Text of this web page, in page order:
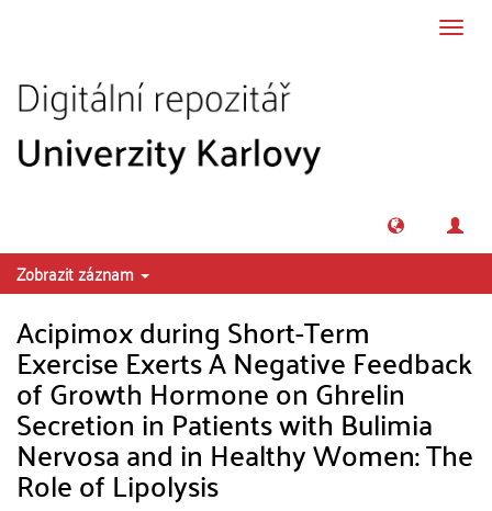
Zobrazit záznam
Acipimox during Short-Term
Exercise Exerts A Negative Feedback
of Growth Hormone on Ghrelin
Secretion in Patients with Bulimia
Nervosa and in Healthy Women: The
Role of Lipolysis